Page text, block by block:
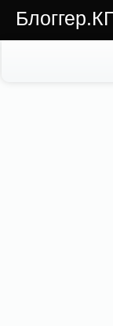
Блоггер.КГ